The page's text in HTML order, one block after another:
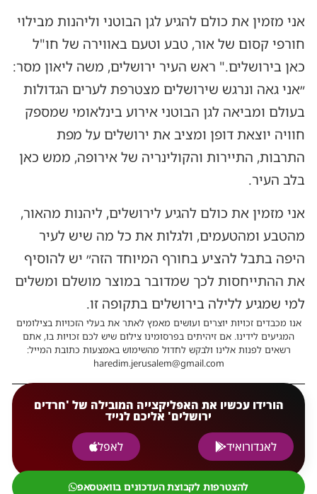
אני מזמין את כולם להגיע לגן הבוטני וליהנות מבילוי
חורפי קסום של אור, טבע וטעם באווירה של חו"ל
כאן בירושלים." ראש העיר ירושלים, משה ליאון מסר:
״אני גאה ונרגש שירושלים מצטרפת לערים הגדולות
בעולם ומביאה לגן הבוטני אירוע בינלאומי שמספק
חוויה יוצאת דופן ומציב את ירושלים על מפת
התרבות, התיירות והקולינריה של אירופה, ממש כאן
בלב העיר.
אני מזמין את כולם להגיע לירושלים, ליהנות מהאור,
מהטבע ומהטעמים, ולגלות את כל מה שיש לעיר
היפה בתבל להציע בחורף המיוחד הזה״ יש להוסיף
את ההתייחסות לכך שמדובר במוצר מושלם ומשלים
למי שמגיע ללילה בירושלים בתקופה זו.
אנו מכבדים זכויות יוצרים ועושים מאמץ לאתר את בעלי הזכויות בצילומים
המגיעים לידינו. אם זיהיתים בפרסומינו צילום שיש לכם זכויות בו, אתם
רשאים לפנות אלינו ולבקש לחדול מהשימוש באמצעות כתובת המייל:
haredim.jerusalem@gmail.com
הורידו עכשיו את האפליקצייה המובילה של 'חרדים
ירושלים' אליכם לנייד
לאנדורואיד
לאפל
להצטרפות לקבוצת העדכונים בוואטסאפ